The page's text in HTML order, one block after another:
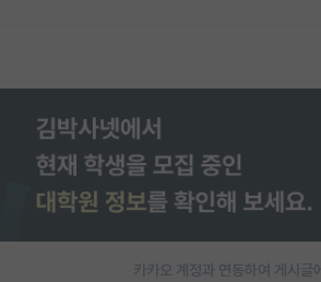
카카오 계정과 연동하여 게시글